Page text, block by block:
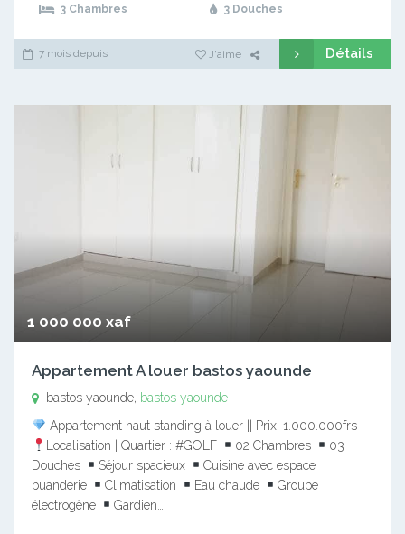
3 Chambres 3 Douches
7 mois depuis J'aime Détails
1 000 000 xaf
Appartement A louer bastos yaounde
bastos yaounde, bastos yaounde
Appartement haut standing à louer || Prix: 1.000.000frs
Localisation | Quartier : #GOLF
02 Chambres
03
Douches
Séjour spacieux
Cuisine avec espace
buanderie
Climatisation Eau chaude
Groupe
électrogène
Gardien…